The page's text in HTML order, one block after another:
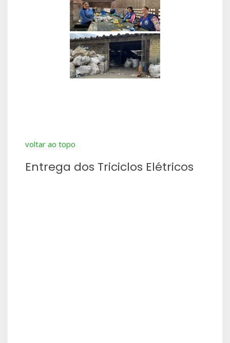
voltar ao topo
Entrega dos Triciclos Elétricos